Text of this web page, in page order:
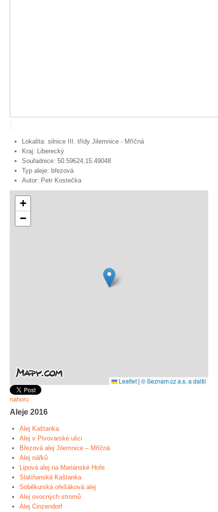
Lokalita: silnice III. třídy Jilemnice - Mříčná
Kraj: Liberecký
Souřadnice: 50.59624,15.49048
Typ aleje: březová
Autor: Petr Kostečka
+
−
Leaflet | © Seznam.cz a.s. a další
nahoru
Aleje 2016
Alej Kaštanka
Alej v Pivovarské ulici
Březová alej Jilemnice – Mříčná
Alej nářků
Lipová alej na Mariánské Hoře
Slatiňanská Kaštanka
Soběkurská ořešáková alej
Alej ovocných stromů
Alej Cinzendorf